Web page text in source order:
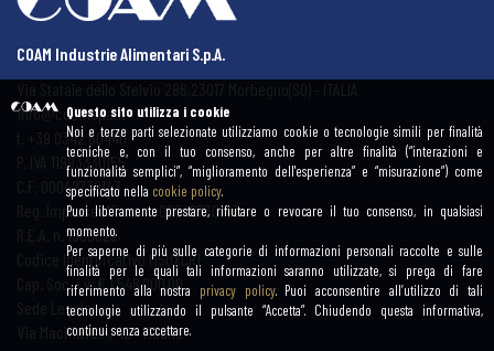
COAM Industrie Alimentari S.p.A.
info@coamspa.it
t. +39 0342 604411
P. IVA 11993330155
C.F. 00042730143
Reg. Imprese Milano n. 00042730143
R.E.A. n. 1306322
Codice Identificativo M5UXCR1
Cap. Soc. i.v. € 1.548.000,00
Sede Legale:
Via Machiavelli, 42 - Milano
Questo sito utilizza i cookie
Noi e terze parti selezionate utilizziamo cookie o tecnologie simili per finalità
tecniche e, con il tuo consenso, anche per altre finalità (“interazioni e
funzionalità semplici”, “miglioramento dell'esperienza” e “misurazione”) come
specificato nella cookie policy.
Puoi liberamente prestare, rifiutare o revocare il tuo consenso, in qualsiasi
momento.
Per saperne di più sulle categorie di informazioni personali raccolte e sulle
finalità per le quali tali informazioni saranno utilizzate, si prega di fare
riferimento alla nostra privacy policy. Puoi acconsentire all’utilizzo di tali
tecnologie utilizzando il pulsante “Accetta”. Chiudendo questa informativa,
continui senza accettare.